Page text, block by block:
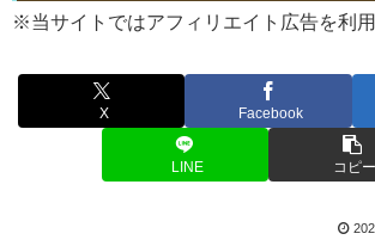
※当サイトではアフィリエイト広告を利
X Facebook
LINE コピー